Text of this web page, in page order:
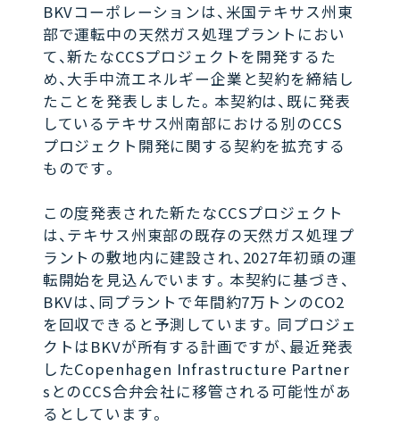
BKVコーポレーションは、米国テキサス州東
部で運転中の天然ガス処理プラントにおい
て、新たなCCSプロジェクトを開発するた
め、大手中流エネルギー企業と契約を締結し
たことを発表しました。本契約は、既に発表
しているテキサス州南部における別のCCS
プロジェクト開発に関する契約を拡充する
ものです。
この度発表された新たなCCSプロジェクト
は、テキサス州東部の既存の天然ガス処理プ
ラントの敷地内に建設され、2027年初頭の運
転開始を見込んでいます。本契約に基づき、
BKVは、同プラントで年間約7万トンのCO2
を回収できると予測しています。同プロジェ
クトはBKVが所有する計画ですが、最近発表
したCopenhagen Infrastructure Partner
sとのCCS合弁会社に移管される可能性があ
るとしています。